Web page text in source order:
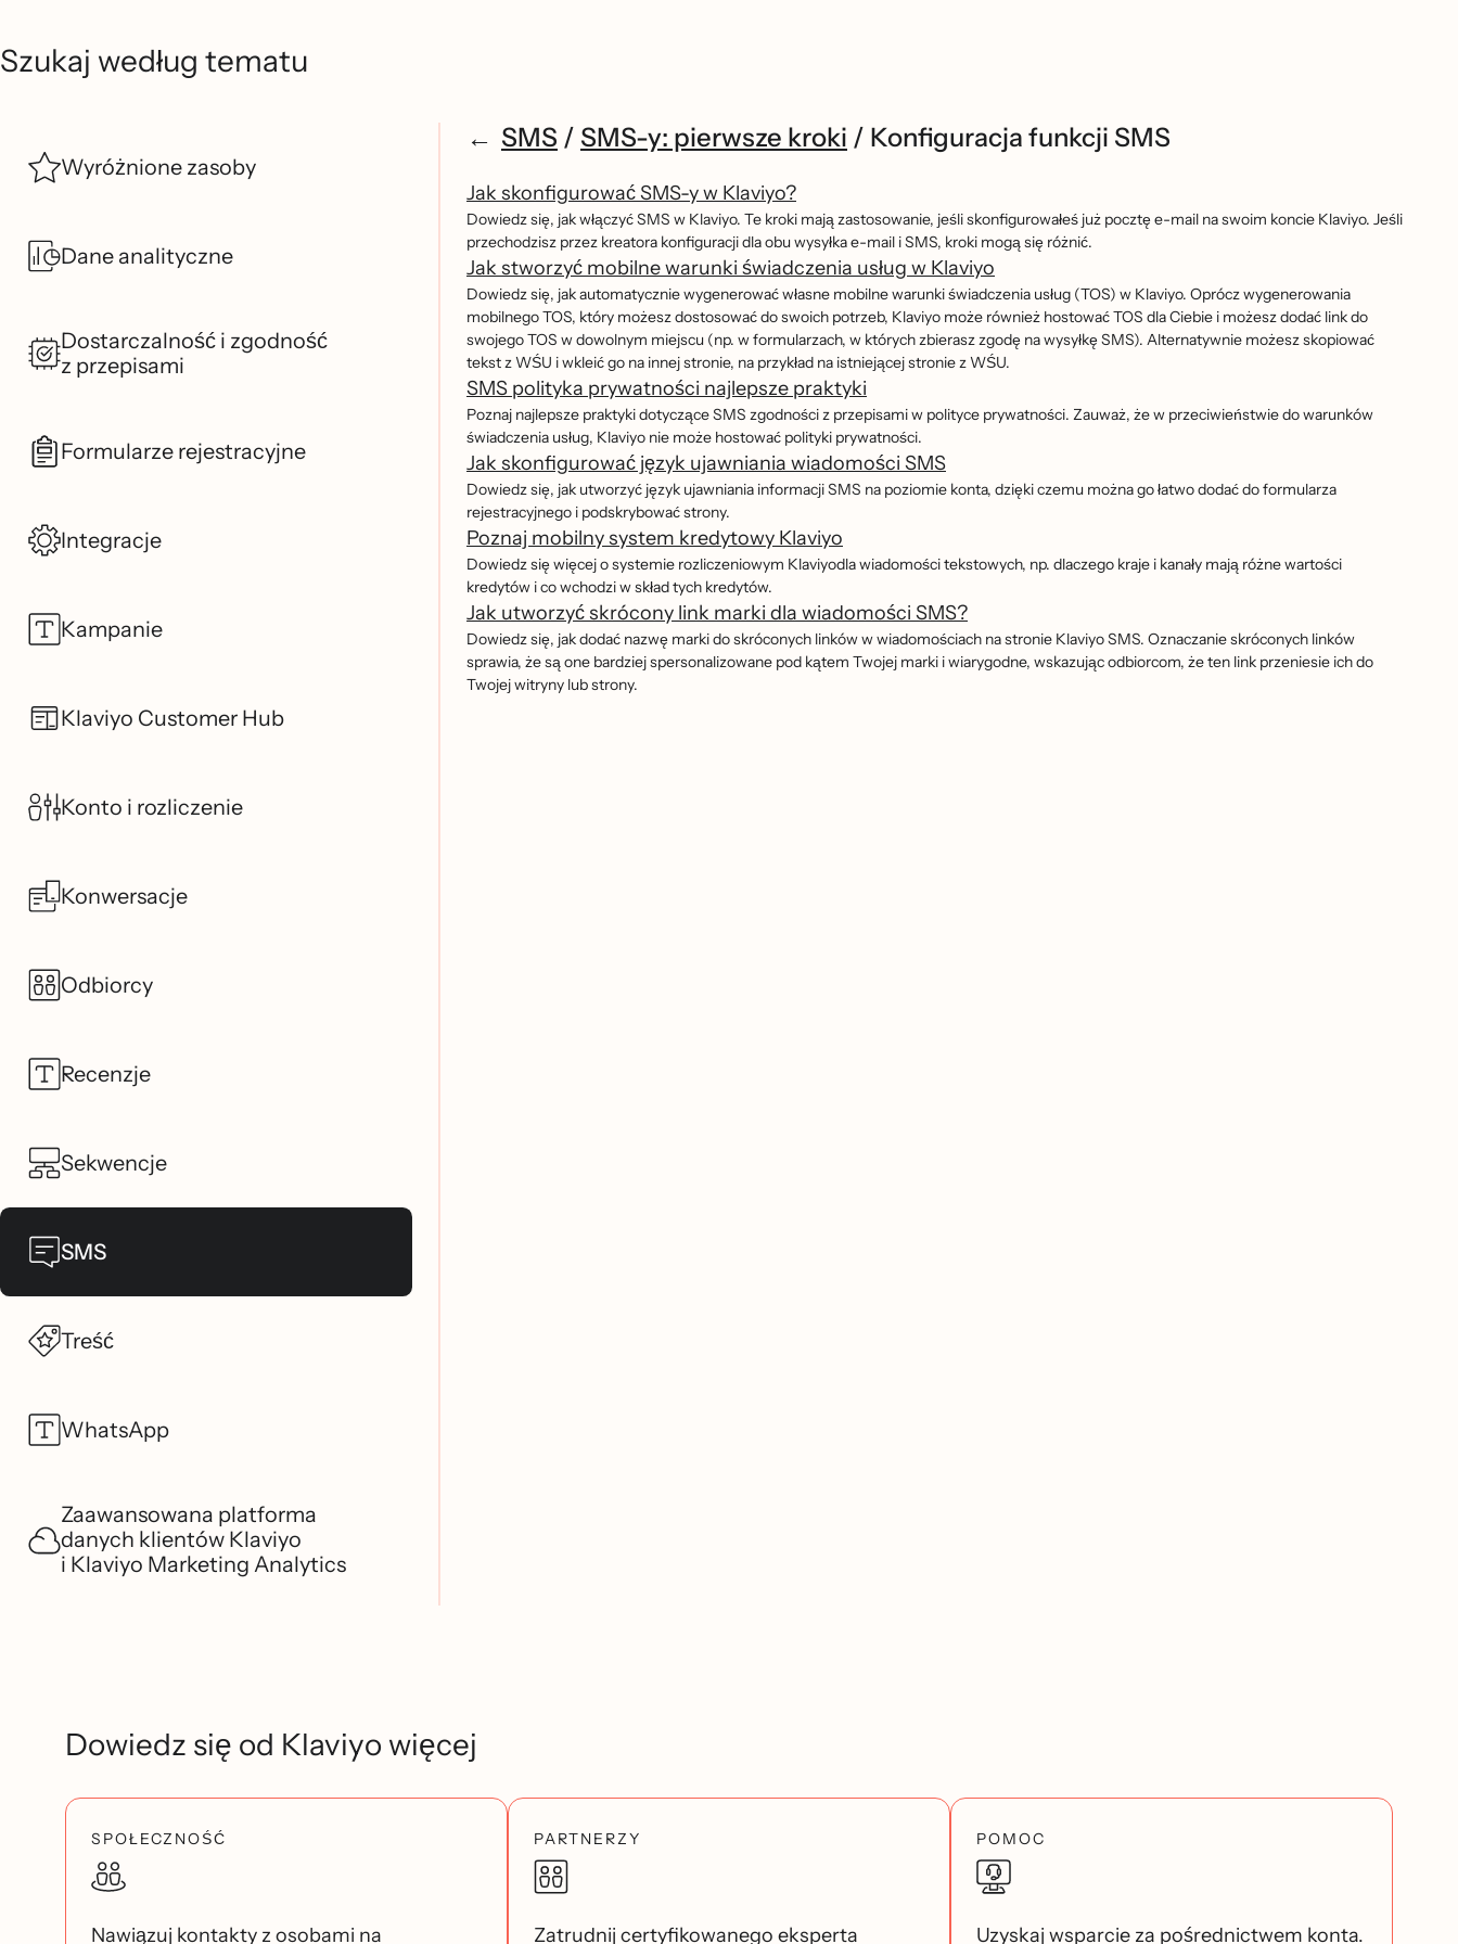
Szukaj według tematu
Wyróżnione zasoby
Dane analityczne
Dostarczalność i zgodność
z przepisami
Formularze rejestracyjne
Integracje
Kampanie
Klaviyo Customer Hub
Konto i rozliczenie
Konwersacje
Odbiorcy
Recenzje
Sekwencje
SMS
Treść
WhatsApp
Zaawansowana platforma
danych klientów Klaviyo
i Klaviyo Marketing Analytics
SMS / SMS-y: pierwsze kroki / Konfiguracja funkcji SMS
Jak skonfigurować SMS-y w Klaviyo?
Dowiedz się, jak włączyć SMS w Klaviyo. Te kroki mają zastosowanie, jeśli skonfigurowałeś już pocztę e-mail na swoim koncie Klaviyo. Jeśli
przechodzisz przez kreatora konfiguracji dla obu wysyłka e-mail i SMS, kroki mogą się różnić.
Jak stworzyć mobilne warunki świadczenia usług w Klaviyo
Dowiedz się, jak automatycznie wygenerować własne mobilne warunki świadczenia usług (TOS) w Klaviyo. Oprócz wygenerowania
mobilnego TOS, który możesz dostosować do swoich potrzeb, Klaviyo może również hostować TOS dla Ciebie i możesz dodać link do
swojego TOS w dowolnym miejscu (np. w formularzach, w których zbierasz zgodę na wysyłkę SMS). Alternatywnie możesz skopiować
tekst z WŚU i wkleić go na innej stronie, na przykład na istniejącej stronie z WŚU.
SMS polityka prywatności najlepsze praktyki
Poznaj najlepsze praktyki dotyczące SMS zgodności z przepisami w polityce prywatności. Zauważ, że w przeciwieństwie do warunków
świadczenia usług, Klaviyo nie może hostować polityki prywatności.
Jak skonfigurować język ujawniania wiadomości SMS
Dowiedz się, jak utworzyć język ujawniania informacji SMS na poziomie konta, dzięki czemu można go łatwo dodać do formularza
rejestracyjnego i podskrybować strony.
Poznaj mobilny system kredytowy Klaviyo
Dowiedz się więcej o systemie rozliczeniowym Klaviyodla wiadomości tekstowych, np. dlaczego kraje i kanały mają różne wartości
kredytów i co wchodzi w skład tych kredytów.
Jak utworzyć skrócony link marki dla wiadomości SMS?
Dowiedz się, jak dodać nazwę marki do skróconych linków w wiadomościach na stronie Klaviyo SMS. Oznaczanie skróconych linków
sprawia, że są one bardziej spersonalizowane pod kątem Twojej marki i wiarygodne, wskazując odbiorcom, że ten link przeniesie ich do
Twojej witryny lub strony.
Dowiedz się od Klaviyo więcej
SPOŁECZNOŚĆ
Nawiązuj kontakty z osobami na
PARTNERZY
Zatrudnij certyfikowanego eksperta
POMOC
Uzyskaj wsparcie za pośrednictwem konta.